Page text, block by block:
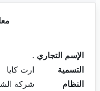
الإسم التجاري .
التسمية
ارت كايا
النظام
شركة